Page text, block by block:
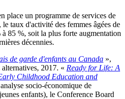
place un programme de services de
taux d'activité des femmes âgées de
à 85 %, soit la plus forte augmentation
décennies.
de garde d'enfants au Canada »,
2017. « Ready for Life: A
Childhood Education and
socio-économique de
enfants), le Conference Board